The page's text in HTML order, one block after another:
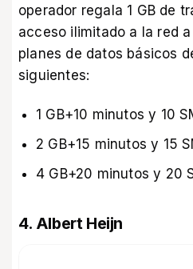
operador regala 1 GB de
acceso ilimitado a la red
planes de datos básicos
siguientes:
1 GB+10 minutos y 10
2 GB+15 minutos y 15
4 GB+20 minutos y 20
4. Albert Heijn